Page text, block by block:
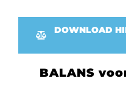
DOWNLOAD
BALANS